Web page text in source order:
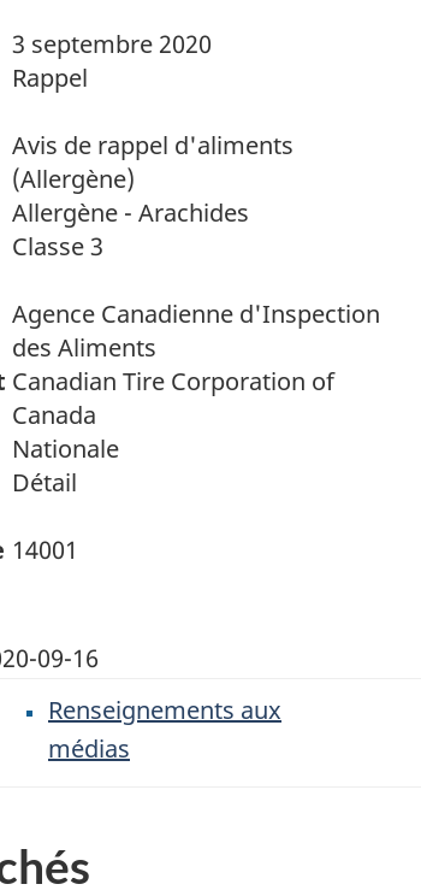
3 septembre 2020
Rappel
Avis de rappel d'aliments
(Allergène)
Allergène - Arachides
Classe 3
Agence Canadienne d'Inspection
des Aliments
Canadian Tire Corporation of
Canada
Nationale
Détail
14001
09-16
Renseignements aux
médias